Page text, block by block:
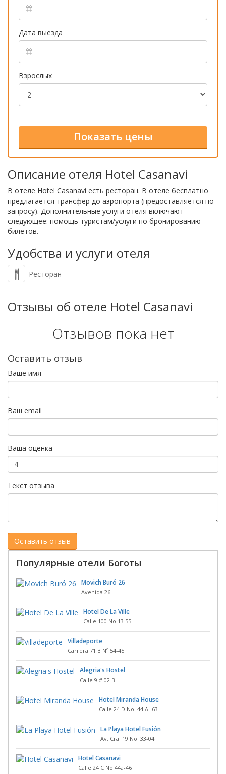
Дата выезда
Взрослых
Описание отеля Hotel Casanavi
В отеле Hotel Casanavi есть ресторан. В отеле бесплатно
предлагается трансфер до аэропорта (предоставляется по
запросу). Дополнительные услуги отеля включают
следующее: помощь туристам/услуги по бронированию
билетов.
Удобства и услуги отеля
Ресторан
Отзывы об отеле Hotel Casanavi
Отзывов пока нет
Оставить отзыв
Ваше имя
Ваш email
Ваша оценка
Текст отзыва
Популярные отели Боготы
Movich Buró 26
Avenida 26
Hotel De La Ville
Calle 100 No 13 55
Villadeporte
Carrera 71 B Nº 54-45
Alegria's Hostel
Calle 9 # 02-3
Hotel Miranda House
Calle 24 D No. 44 A -63
La Playa Hotel Fusión
Av. Cra. 19 No. 33-04
Hotel Casanavi
Calle 24 C No 44a-46